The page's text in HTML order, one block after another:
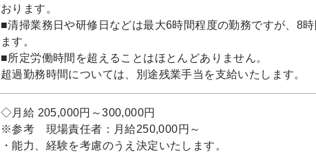
おります。
■清掃業務日や研修日などは最大6時間程度の勤務ですが、8
ます。
■所定労働時間を超えることはほとんどありません。
超過勤務時間については、別途残業手当を支給いたします。
◇月給 205,000円～300,000円
※参考 現場責任者：月給250,000円～
・能力、経験を考慮のうえ決定いたします。